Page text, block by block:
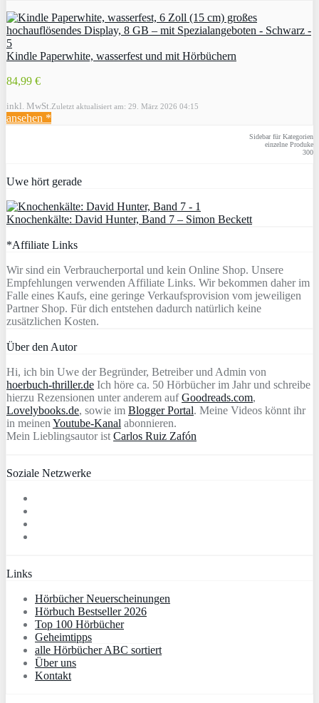
Kindle Paperwhite, wasserfest und mit Hörbüchern
84,99 €
inkl. MwSt. Zuletzt aktualisiert am: 29. März 2026 04:15
ansehen *
Sidebar für Kategorien
einzelne Produke
300
Uwe hört gerade
Knochenkälte: David Hunter, Band 7 – Simon Beckett
*Affiliate Links
Wir sind ein Verbraucherportal und kein Online Shop. Unsere
Empfehlungen verwenden Affiliate Links. Wir bekommen daher im
Falle eines Kaufs, eine geringe Verkaufsprovision vom jeweiligen
Partner Shop. Für dich entstehen dadurch natürlich keine
zusätzlichen Kosten.
Über den Autor
Hi, ich bin Uwe der Begründer, Betreiber und Admin von
hoerbuch-thriller.de Ich höre ca. 50 Hörbücher im Jahr und schreibe
hierzu Rezensionen unter anderem aufGoodreads.com,
Lovelybooks.de, sowie im Blogger Portal. Meine Videos könnt ihr
in meinen Youtube-Kanal abonnieren.
Mein Lieblingsautor ist Carlos Ruiz Zafón
Soziale Netzwerke
Links
Hörbücher Neuerscheinungen
Hörbuch Bestseller 2026
Top 100 Hörbücher
Geheimtipps
alle Hörbücher ABC sortiert
Über uns
Kontakt